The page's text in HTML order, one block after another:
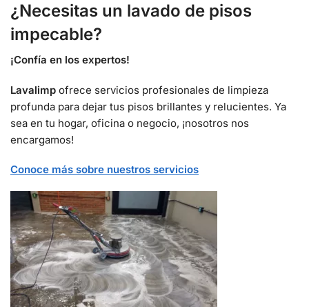
¿Necesitas un lavado de pisos
impecable?
¡Confía en los expertos!
Lavalimp ofrece servicios profesionales de limpieza
profunda para dejar tus pisos brillantes y relucientes. Ya
sea en tu hogar, oficina o negocio, ¡nosotros nos
encargamos!
Conoce más sobre nuestros servicios